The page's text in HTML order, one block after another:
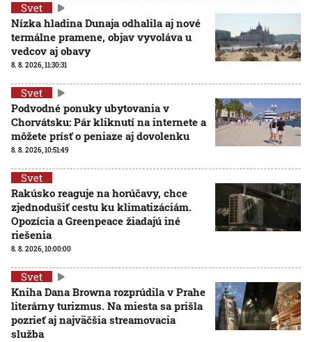
Svet
Nízka hladina Dunaja odhalila aj nové
termálne pramene, objav vyvoláva u
vedcov aj obavy
8. 8. 2026, 11:30:31
Svet
Podvodné ponuky ubytovania v
Chorvátsku: Pár kliknutí na internete a
môžete prísť o peniaze aj dovolenku
8. 8. 2026, 10:51:49
Svet
Rakúsko reaguje na horúčavy, chce
zjednodušiť cestu ku klimatizáciám.
Opozícia a Greenpeace žiadajú iné
riešenia
8. 8. 2026, 10:00:00
Svet
Kniha Dana Browna rozprúdila v Prahe
literárny turizmus. Na miesta sa prišla
pozrieť aj najväčšia streamovacia
služba